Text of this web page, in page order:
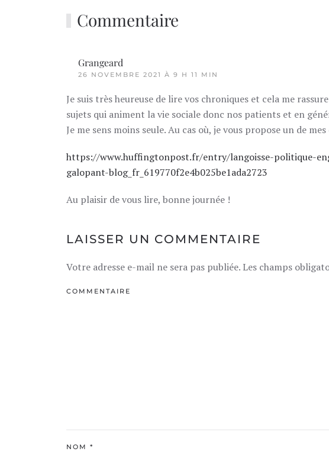
Commentaire
Grangeard
26 NOVEMBRE 2021 À 9 H 11 MIN
Je suis très heureuse de lire vos chroniques et cela me
sujets qui animent la vie sociale donc nos patients et en
Je me sens moins seule. Au cas où, je vous propose un de
https://www.huffingtonpost.fr/entry/langoisse-politique-
galopant-blog_fr_619770f2e4b025be1ada2723
Au plaisir de vous lire, bonne journée !
LAISSER UN COMMENTAIRE
Votre adresse e-mail ne sera pas publiée. Les champs
COMMENTAIRE
NOM *